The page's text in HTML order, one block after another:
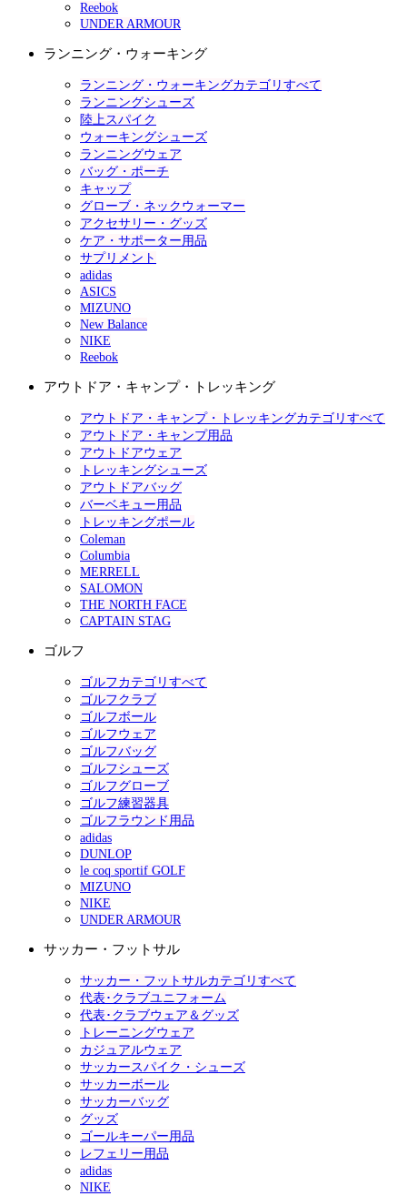
Reebok
UNDER ARMOUR
ランニング・ウォーキング
ランニング・ウォーキングカテゴリすべて
ランニングシューズ
陸上スパイク
ウォーキングシューズ
ランニングウェア
バッグ・ポーチ
キャップ
グローブ・ネックウォーマー
アクセサリー・グッズ
ケア・サポーター用品
サプリメント
adidas
ASICS
MIZUNO
New Balance
NIKE
Reebok
アウトドア・キャンプ・トレッキング
アウトドア・キャンプ・トレッキングカテゴリすべて
アウトドア・キャンプ用品
アウトドアウェア
トレッキングシューズ
アウトドアバッグ
バーベキュー用品
トレッキングポール
Coleman
Columbia
MERRELL
SALOMON
THE NORTH FACE
CAPTAIN STAG
ゴルフ
ゴルフカテゴリすべて
ゴルフクラブ
ゴルフボール
ゴルフウェア
ゴルフバッグ
ゴルフシューズ
ゴルフグローブ
ゴルフ練習器具
ゴルフラウンド用品
adidas
DUNLOP
le coq sportif GOLF
MIZUNO
NIKE
UNDER ARMOUR
サッカー・フットサル
サッカー・フットサルカテゴリすべて
代表･クラブユニフォーム
代表･クラブウェア＆グッズ
トレーニングウェア
カジュアルウェア
サッカースパイク・シューズ
サッカーボール
サッカーバッグ
グッズ
ゴールキーパー用品
レフェリー用品
adidas
NIKE